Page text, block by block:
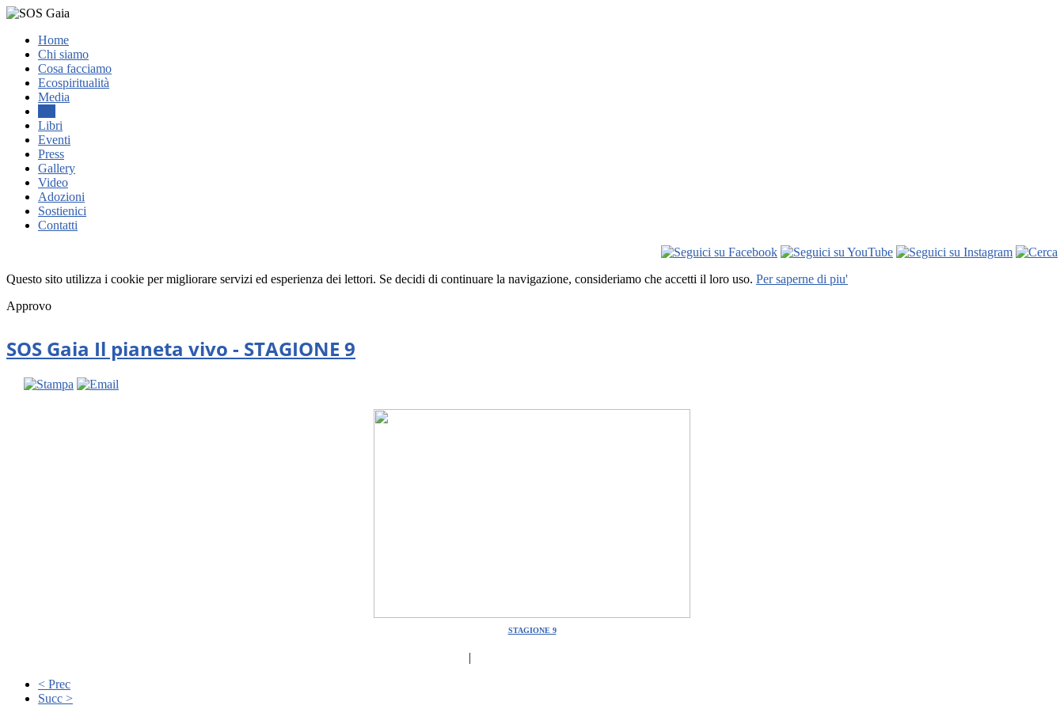
Home
Chi siamo
Cosa facciamo
Ecospiritualità
Media
Libri
Eventi
Press
Gallery
Video
Adozioni
Sostienici
Contatti
Questo sito utilizza i cookie per migliorare servizi ed esperienza dei lettori. Se decidi di continuare la navigazione, consideriamo che accetti il loro uso. Per saperne di piu'
Approvo
SOS Gaia Il pianeta vivo - STAGIONE 9
STAGIONE 9
|
< Prec
Succ >